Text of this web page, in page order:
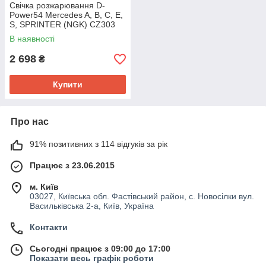
Свічка розжарювання D-
Power54 Mercedes A, B, C, E,
S, SPRINTER (NGK) CZ303
В наявності
2 698 ₴
Купити
Про нас
91% позитивних з 114 відгуків за рік
Працює з 23.06.2015
м. Київ
03027, Київська обл. Фастівський район, с. Новосілки вул.
Васильківська 2-а, Київ, Україна
Контакти
Сьогодні працює з 09:00 до 17:00
Показати весь графік роботи